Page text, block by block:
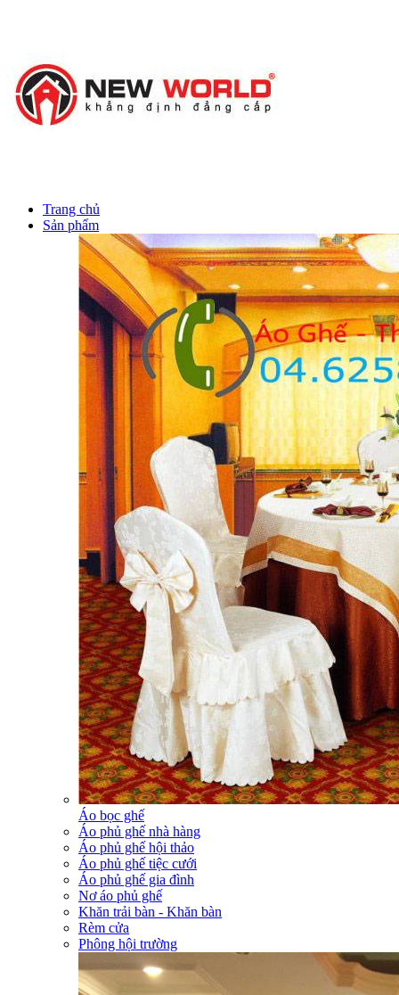
Trang chủ
Sản phẩm
Áo bọc ghế
Áo phủ ghế nhà hàng
Áo phủ ghế hội thảo
Áo phủ ghế tiệc cưới
Áo phủ ghế gia đình
Nơ áo phủ ghế
Khăn trải bàn - Khăn bàn
Rèm cửa
Phông hội trường